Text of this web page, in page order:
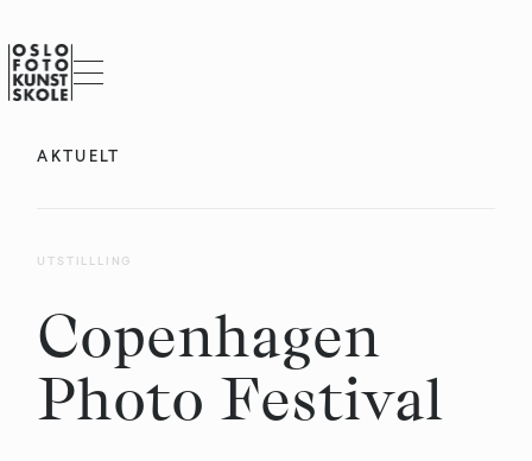
AKTUELT
UTSTILLLING
Copenhagen
Photo Festival